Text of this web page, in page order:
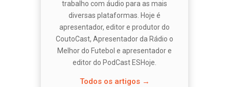
trabalho com áudio para as mais
diversas plataformas. Hoje é
apresentador, editor e produtor do
CoutoCast, Apresentador da Rádio o
Melhor do Futebol e apresentador e
editor do PodCast ESHoje.
Todos os artigos →